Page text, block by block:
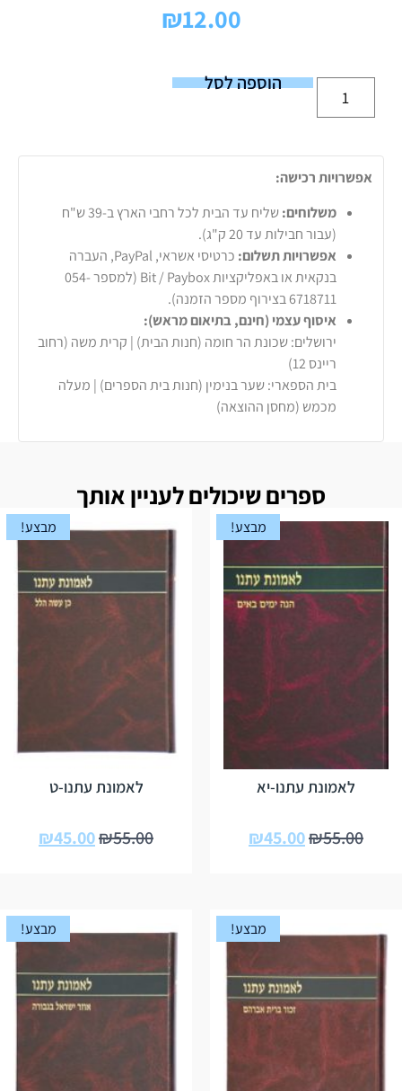
₪12.00
הוספה לסל
אפשרויות רכישה:
משלוחים:
שליח עד הבית לכל רחבי הארץ ב-39 ש"ח
(עבור חבילות עד 20 ק"ג).
אפשרויות תשלום:
כרטיסי אשראי, PayPal, העברה
בנקאית או באפליקציות Bit / Paybox (למספר 054-
6718711 בצירוף מספר הזמנה).
איסוף עצמי (חינם, בתיאום מראש):
ירושלים: שכונת הר חומה (חנות הבית) | קרית משה (רחוב
ריינס 12)
בית הספארי: שער בנימין (חנות בית הספרים) | מעלה
מכמש (מחסן ההוצאה)
ספרים שיכולים לעניין אותך
מבצע!
לאמונת עתנו-יא
₪55.00
₪45.00
מבצע!
לאמונת עתנו-ט
₪55.00
₪45.00
מבצע! מבצע!